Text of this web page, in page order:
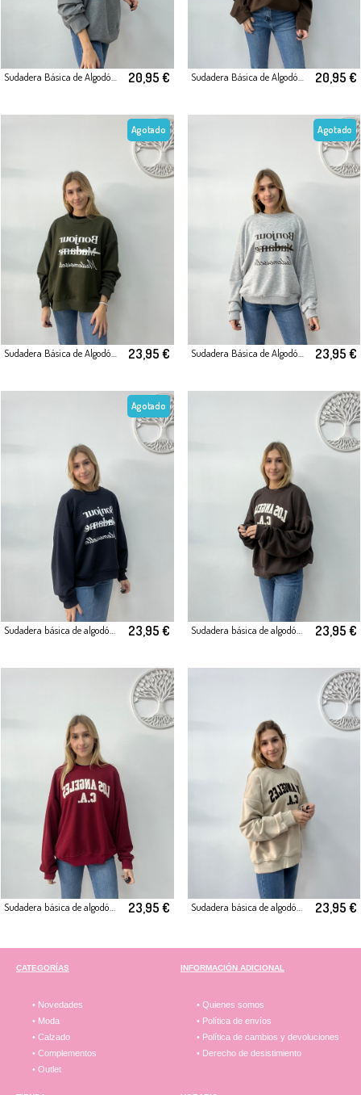
20,95 € 20,95 €
Agotado
Sudadera Básica de Algodón Verde (Bonjour) 23,95 €
Agotado
Sudadera Básica de Algodón Gris (Bonjour) 23,95 €
Agotado
23,95 € 23,95 €
23,95 € 23,95 €
CATEGORÍAS
• Novedades
• Moda
• Calzado
• Complementos
• Outlet
INFORMACIÓN ADICIONAL
• Quienes somos
• Política de envíos
• Política de cambios y devoluciones
• Derecho de desistimiento